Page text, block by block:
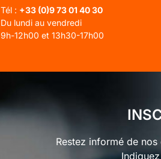
Tél : +33 (0)9 73 01 40 30
Du lundi au vendredi
9h-12h00 et 13h30-17h00
Restez informé de